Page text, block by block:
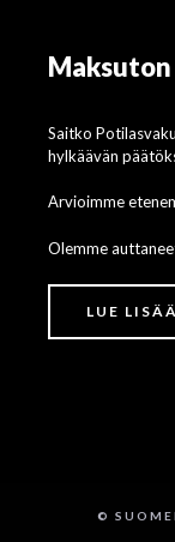
Saitko
hylkäävän
Arvioimme
Olemme
LUE LISÄÄ
©